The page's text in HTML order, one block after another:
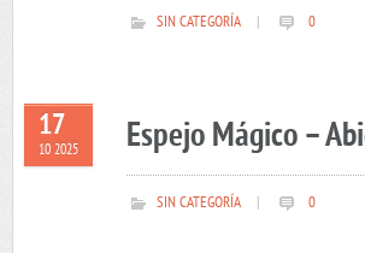
SIN CATEGORÍA 0
17
10 2025 Espejo Mágico –
SIN CATEGORÍA 0